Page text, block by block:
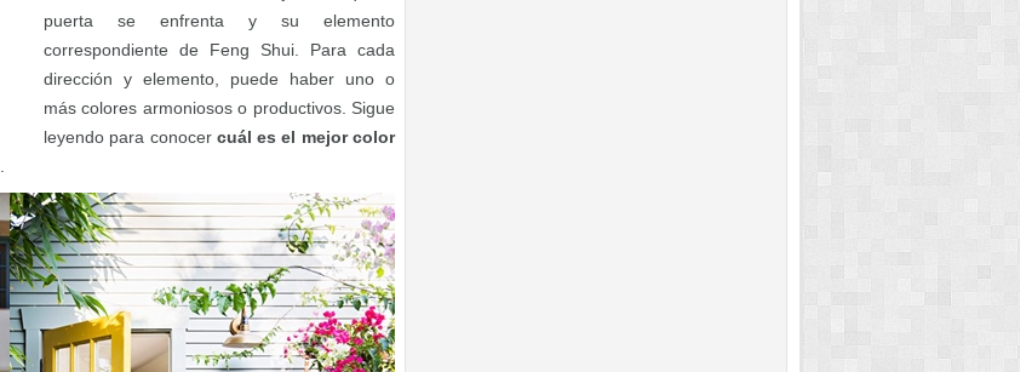
puerta se enfrenta y su elemento
correspondiente de Feng Shui. Para cada
dirección y elemento, puede haber uno o
más colores armoniosos o productivos. Sigue
leyendo para conocer cuál es el mejor color